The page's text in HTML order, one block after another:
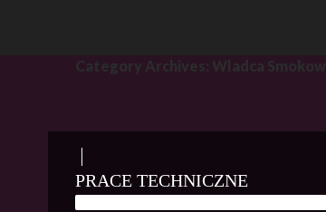
Category Archives: Wladca Smokow
PRACE TECHNICZNE